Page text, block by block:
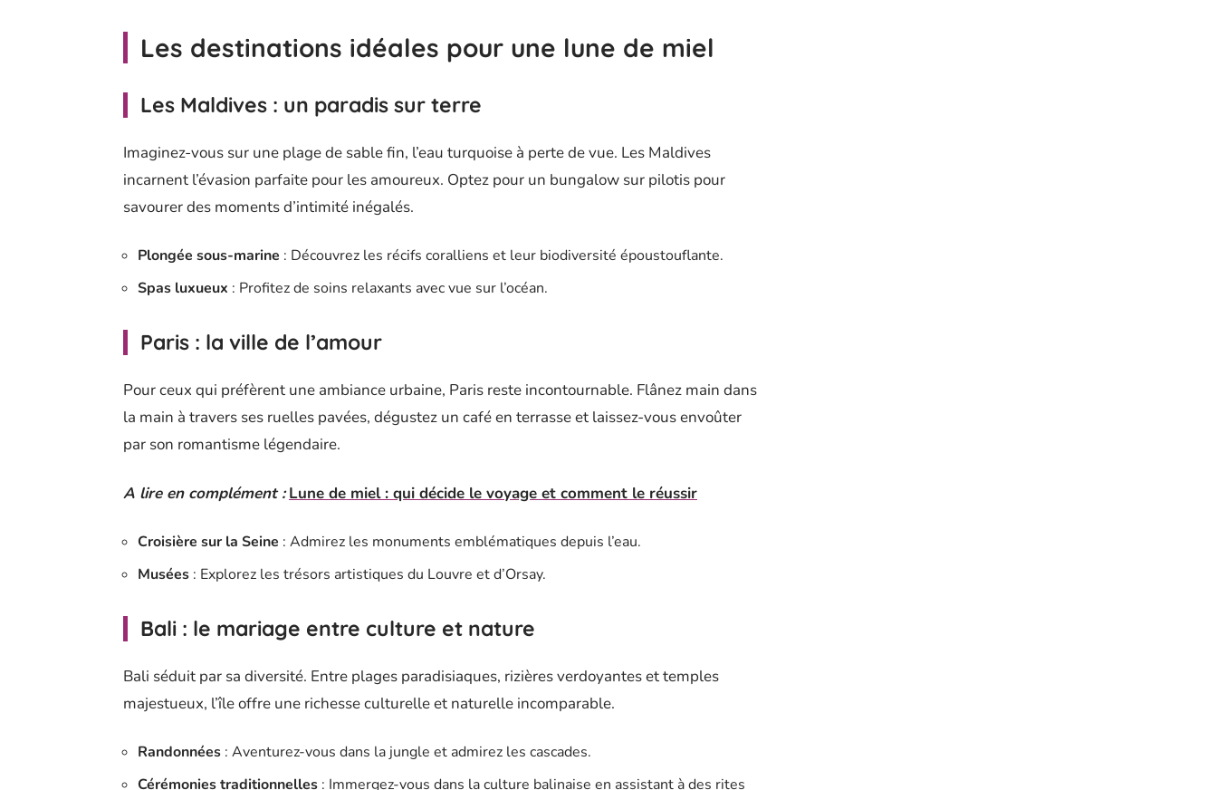
Les destinations idéales pour une lune de miel
Les Maldives : un paradis sur terre
Imaginez-vous sur une plage de sable fin, l’eau turquoise à perte de vue. Les Maldives
incarnent l’évasion parfaite pour les amoureux. Optez pour un bungalow sur pilotis pour
savourer des moments d’intimité inégalés.
Plongée sous-marine : Découvrez les récifs coralliens et leur biodiversité époustouflante.
Spas luxueux : Profitez de soins relaxants avec vue sur l’océan.
Paris : la ville de l’amour
Pour ceux qui préfèrent une ambiance urbaine, Paris reste incontournable. Flânez main dans
la main à travers ses ruelles pavées, dégustez un café en terrasse et laissez-vous envoûter
par son romantisme légendaire.
A lire en complément : Lune de miel : qui décide le voyage et comment le réussir
Croisière sur la Seine : Admirez les monuments emblématiques depuis l’eau.
Musées : Explorez les trésors artistiques du Louvre et d’Orsay.
Bali : le mariage entre culture et nature
Bali séduit par sa diversité. Entre plages paradisiaques, rizières verdoyantes et temples
majestueux, l’île offre une richesse culturelle et naturelle incomparable.
Randonnées : Aventurez-vous dans la jungle et admirez les cascades.
Cérémonies traditionnelles : Immergez-vous dans la culture balinaise en assistant à des rites